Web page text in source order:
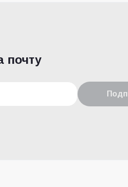
почту